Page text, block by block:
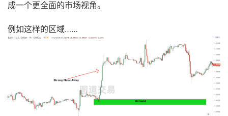
成一个更全面的市场视角。
例如这样的区域……